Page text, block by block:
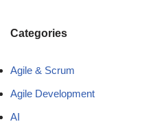
Categories
Agile & Scrum
Agile Development
AI